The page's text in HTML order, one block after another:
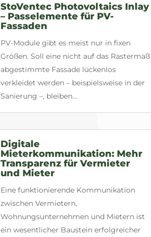
StoVentec Photovoltaics Inlay
– Passelemente für PV-
Fassaden
PV-Module gibt es meist nur in fixen
Größen. Soll eine nicht auf das Rastermaß
abgestimmte Fassade lückenlos
verkleidet werden – beispielsweise in der
Sanierung –, bleiben...
Digitale
Mieterkommunikation: Mehr
Transparenz für Vermieter
und Mieter
Eine funktionierende Kommunikation
zwischen Vermietern,
Wohnungsunternehmen und Mietern ist
ein wesentlicher Baustein erfolgreicher